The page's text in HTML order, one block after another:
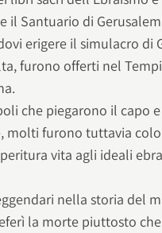
il Santuario di
erigere il simulacro di
furono offerti nel
che piegarono il capo
molti furono tuttavia
vita agli ideali
nella storia del
la morte piuttosto